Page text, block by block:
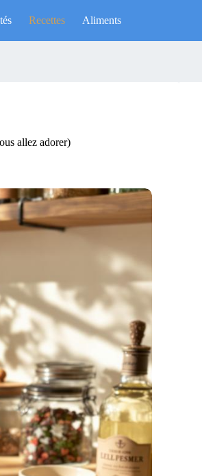
Recettes Aliments
allez adorer)